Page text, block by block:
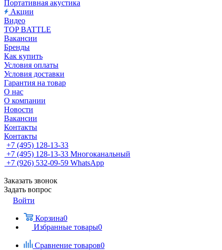
Портативная акустика
Акции
Видео
TOP BATTLE
Вакансии
Бренды
Как купить
Условия оплаты
Условия доставки
Гарантия на товар
О нас
О компании
Новости
Вакансии
Контакты
Контакты
+7 (495) 128-13-33
+7 (495) 128-13-33 Многоканальный
+7 (926) 532-09-59 WhatsApp
Заказать звонок
Задать вопрос
Войти
Корзина0
Избранные товары0
Сравнение товаров0